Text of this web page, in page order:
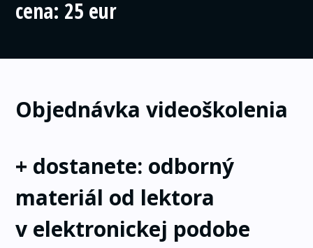
cena: 25 eur
Objednávka videoškolenia
+ dostanete: odborný
materiál od lektora
v elektronickej podobe